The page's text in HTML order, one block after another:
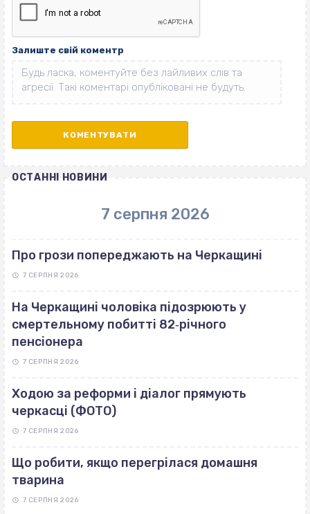
Залиште свій коментр
ОСТАННІ НОВИНИ
7 серпня 2026
Про грози попереджають на Черкащині
7 СЕРПНЯ 2026
На Черкащині чоловіка підозрюють у
смертельному побитті 82‐річного
пенсіонера
7 СЕРПНЯ 2026
Ходою за реформи і діалог прямують
черкасці (ФОТО)
7 СЕРПНЯ 2026
Що робити, якщо перегрілася домашня
тварина
7 СЕРПНЯ 2026